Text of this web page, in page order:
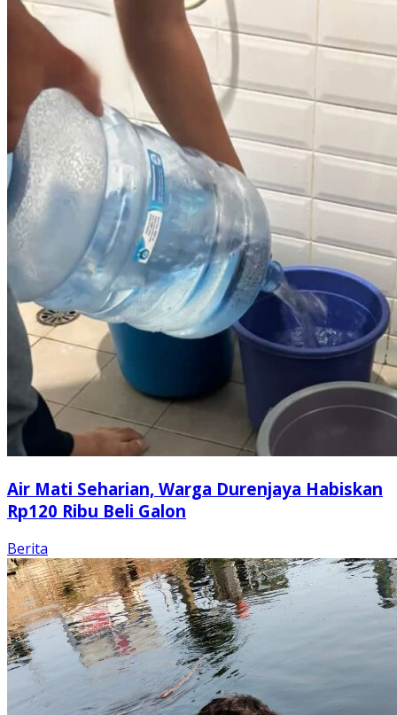
Air Mati Seharian, Warga Durenjaya Habiskan
Rp120 Ribu Beli Galon
Berita